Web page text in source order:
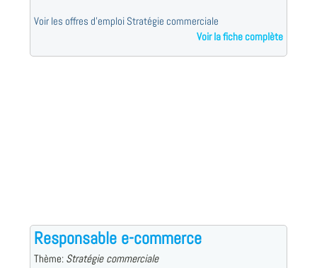
Voir les offres d'emploi Stratégie commerciale
Voir la fiche complète
Responsable e-commerce
Thème: Stratégie commerciale